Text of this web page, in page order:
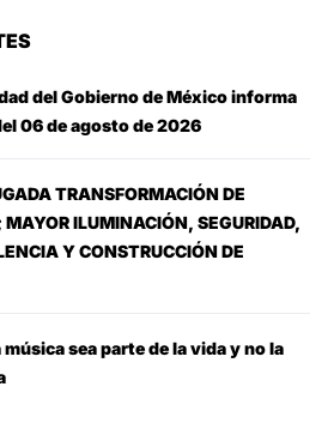
del Gobierno de México informa
06 de agosto de 2026
TRANSFORMACIÓN DE
MAYOR ILUMINACIÓN, SEGURIDAD,
Y CONSTRUCCIÓN DE
sea parte de la vida y no la